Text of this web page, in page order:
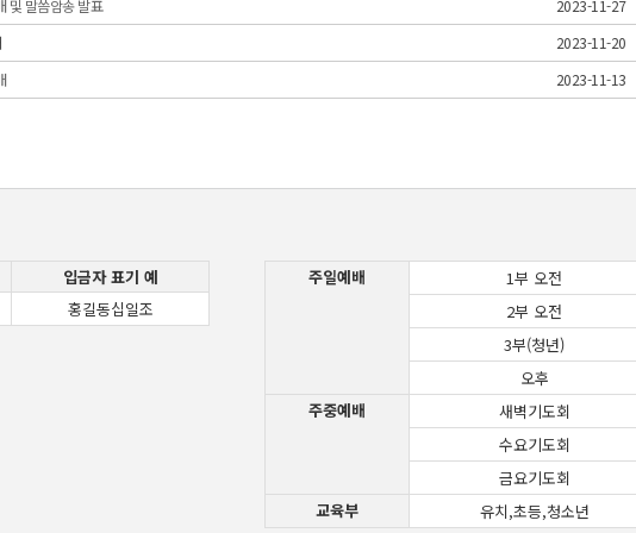
및 말씀암송 발표 2023-11-27
2023-11-20
2023-11-13
입금자 표기 예
홍길동십일조
주일예배 1부 오전
2부 오전
3부(청년)
오후
주중예배
새벽기도회
수요기도회
금요기도회
교육부
유치,초등,청소년